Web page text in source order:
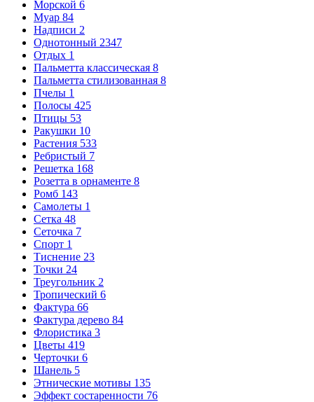
Морской 6
Муар 84
Надписи 2
Однотонный 2347
Отдых 1
Пальметта классическая 8
Пальметта стилизованная 8
Пчелы 1
Полосы 425
Птицы 53
Ракушки 10
Растения 533
Ребристый 7
Решетка 168
Розетта в орнаменте 8
Ромб 143
Самолеты 1
Сетка 48
Сеточка 7
Спорт 1
Тиснение 23
Точки 24
Треугольник 2
Тропический 6
Фактура 66
Фактура дерево 84
Флористика 3
Цветы 419
Черточки 6
Шанель 5
Этнические мотивы 135
Эффект состаренности 76